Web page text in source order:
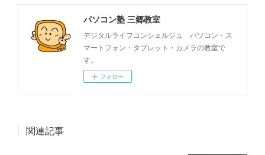
パソコン塾 三郷教室
デジタルライフコンシェルジュ パソコン・ス
マートフォン・タブレット・カメラの教室で
す。
フォロー
関連記事